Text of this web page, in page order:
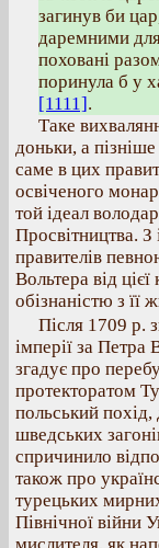
загинув би
даремними
поховані
поринула б у
[1111].
Таке
доньки, а
саме в цих
освіченого
той ідеал
Просвітництва. З
правителів
Вольтера від
обізнаністю з її
Після 1709 р.
імперії за Петра
згадує про
протекторатом
польський похід,
шведських
спричинило
також про
турецьких
Північної війни